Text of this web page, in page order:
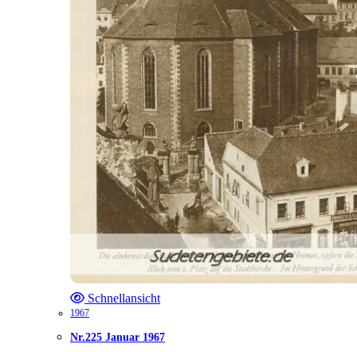
Schnellansicht
1967
Nr.225 Januar 1967